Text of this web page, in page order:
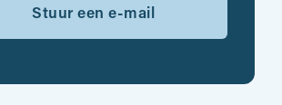
Stuur een e-mail